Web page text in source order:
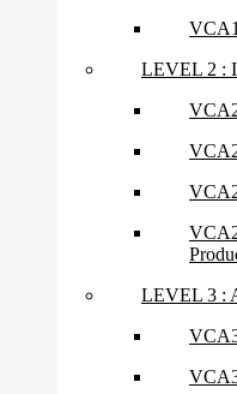
LEVEL 2 :
LEVEL 3 :